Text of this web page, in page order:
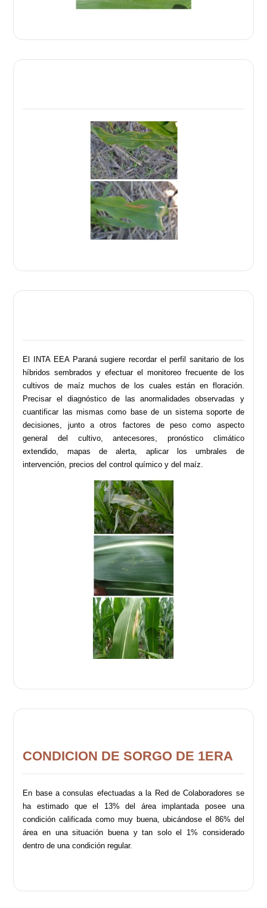
El INTA EEA Paraná sugiere recordar el perfil sanitario de los
híbridos sembrados y efectuar el monitoreo frecuente de los
cultivos de maíz muchos de los cuales están en floración.
Precisar el diagnóstico de las anormalidades observadas y
cuantificar las mismas como base de un sistema soporte de
decisiones, junto a otros factores de peso como aspecto
general del cultivo, antecesores, pronóstico climático
extendido, mapas de alerta, aplicar los umbrales de
intervención, precios del control químico y del maíz.
CONDICION DE SORGO DE 1ERA
En base a consulas efectuadas a la Red de Colaboradores se
ha estimado que el 13% del área implantada posee una
condición calificada como muy buena, ubicándose el 86% del
área en una situación buena y tan solo el 1% considerado
dentro de una condición regular.